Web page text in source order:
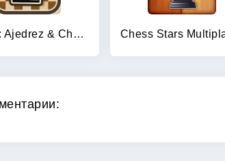
Chess: Ajedrez & Chess online